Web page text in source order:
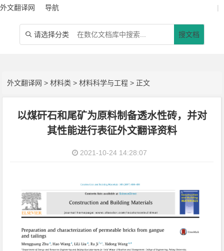
外文翻译网 导航 |
 请选择分类 搜文档
外文翻译网 >材料类 >材料科学与工程 > 正文
以煤矸石和尾矿为原料制备透水性砖，并对
其性能进行表征外文翻译资料
2021-10-24 14:28:07